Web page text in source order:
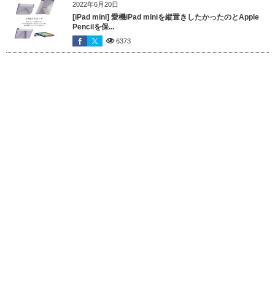
2022年6月20日
[iPad mini] 愛機iPad miniを縦置きしたかったのとApple
Pencilを保...
6373